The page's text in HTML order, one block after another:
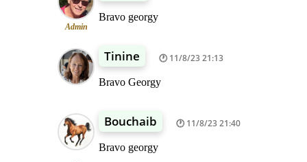
Admin
Bravo georgy
Tinine 11/8/23 21:13
Bravo Georgy
Bouchaib 11/8/23 21:40
Bravo georgy